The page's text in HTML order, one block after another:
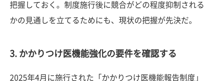
把握しておく。制度施行後に競合がどの程度抑制される
かの見通しを立てるためにも、現状の把握が先決だ。
3. かかりつけ医機能強化の要件を確認する
2025年4月に施行された「かかりつけ医機能報告制度」